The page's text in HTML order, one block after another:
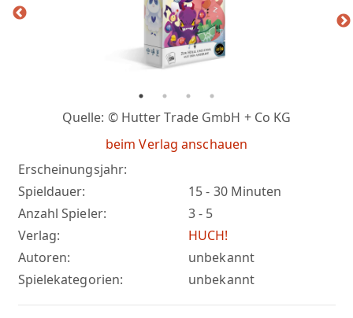
Erscheinungsjahr:
Spieldauer:
15 - 30 Minuten
Anzahl Spieler:
3 - 5
Verlag:
HUCH!
Autoren:
unbekannt
Spielekategorien:
unbekannt
Quelle: © Hutter Trade GmbH + Co KG
beim Verlag anschauen